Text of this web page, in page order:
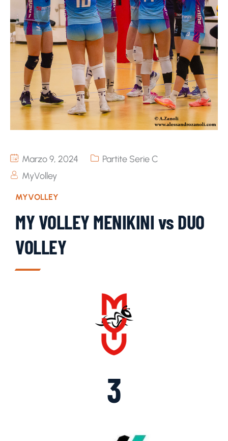
Marzo 9, 2024
Partite Serie C
MyVolley
MYVOLLEY
MY VOLLEY MENIKINI vs DUO
VOLLEY
3